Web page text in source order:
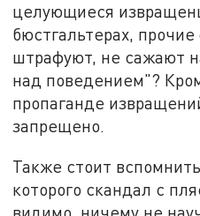
целующиеся
бюстгальтерах,
штрафуют, не сажают
над поведением"?
пропаганде
запрещено.
Также стоит
которого скандал с
видимо, ничему не